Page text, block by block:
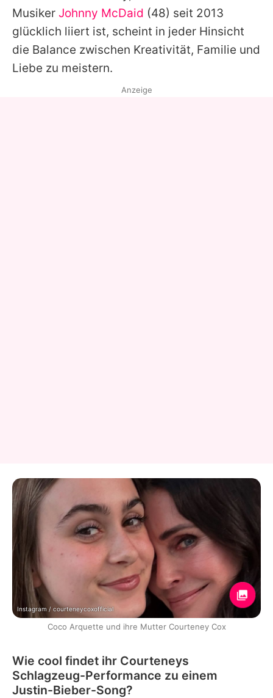
Musiker Johnny McDaid (48) seit 2013
glücklich liiert ist, scheint in jeder Hinsicht
die Balance zwischen Kreativität, Familie und
Liebe zu meistern.
Anzeige
Instagram / courteneycoxofficial
Coco Arquette und ihre Mutter Courteney Cox
Wie cool findet ihr Courteneys
Schlagzeug-Performance zu einem
Justin-Bieber-Song?